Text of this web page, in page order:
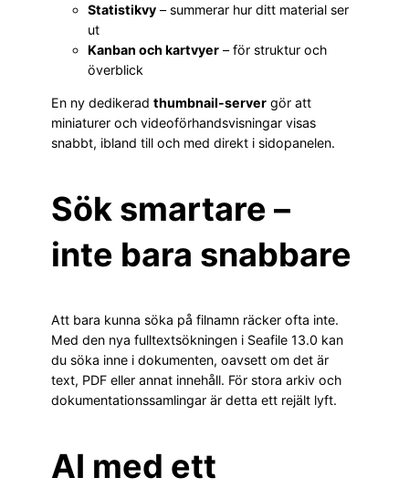
Statistikvy – summerar hur ditt material ser
ut
Kanban och kartvyer – för struktur och
överblick
En ny dedikerad thumbnail-server gör att
miniaturer och videoförhandsvisningar visas
snabbt, ibland till och med direkt i sidopanelen.
Sök smartare –
inte bara snabbare
Att bara kunna söka på filnamn räcker ofta inte.
Med den nya fulltextsökningen i Seafile 13.0 kan
du söka inne i dokumenten, oavsett om det är
text, PDF eller annat innehåll. För stora arkiv och
dokumentationssamlingar är detta ett rejält lyft.
AI med ett